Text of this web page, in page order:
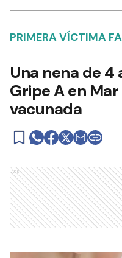
PRIMERA VÍCTIMA
Una nena de
Gripe A en
vacunada
Ads